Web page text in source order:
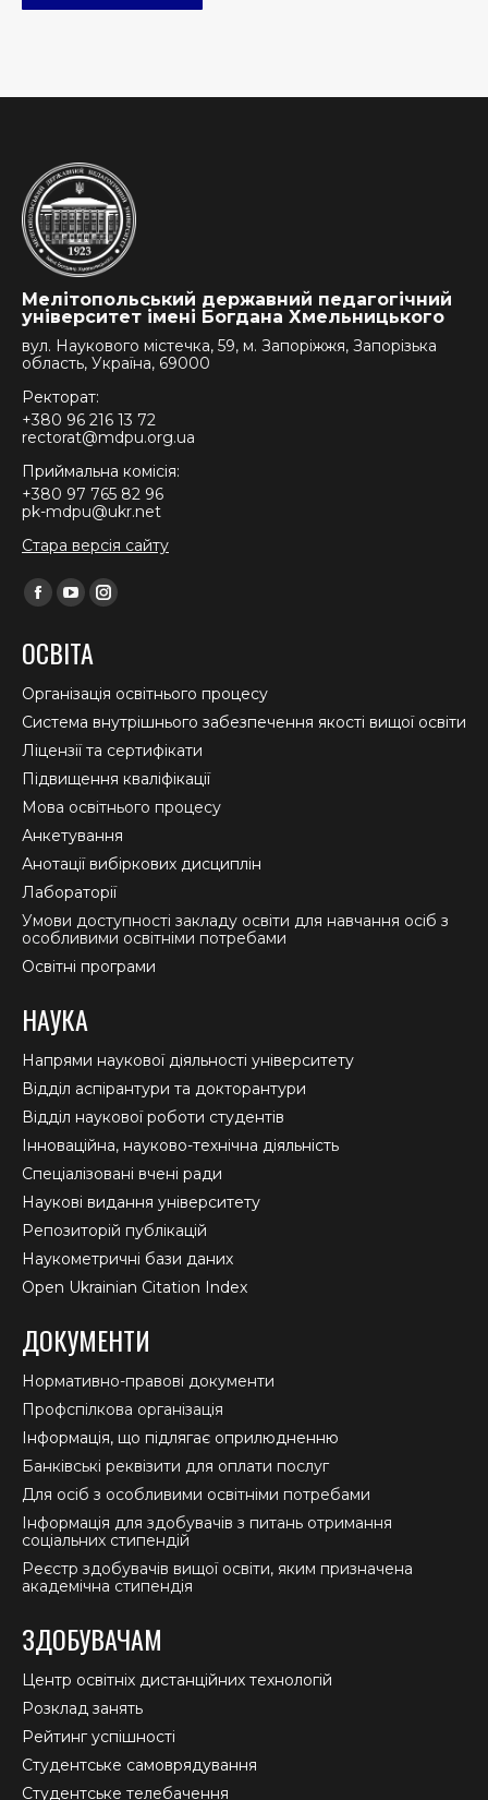
Мелітопольський державний педагогічний
університет імені Богдана Хмельницького
вул. Наукового містечка, 59, м. Запоріжжя, Запорізька
область, Україна, 69000
Ректорат:
+380 96 216 13 72
rectorat@mdpu.org.ua
Приймальна комісія:
+380 97 765 82 96
pk-mdpu@ukr.net
Стара версія сайту
Find us on:
Facebook
opens
in
new
window
YouTube
opens
in
new
window
Instagram
in
new
window
ОСВІТА
Організація освітнього процесу
Система внутрішнього забезпечення якості вищої освіти
Ліцензії та сертифікати
Підвищення кваліфікації
Мова освітнього процесу
Анкетування
Анотації вибіркових дисциплін
Лабораторії
Умови доступності закладу освіти для навчання осіб з
особливими освітніми потребами
Освітні програми
НАУКА
Напрями наукової діяльності університету
Відділ аспірантури та докторантури
Відділ наукової роботи студентів
Інноваційна, науково-технічна діяльність
Спеціалізовані вчені ради
Наукові видання університету
Репозиторій публікацій
Наукометричні бази даних
Open Ukrainian Citation Index
ДОКУМЕНТИ
Нормативно-правові документи
Профспілкова організація
Інформація, що підлягає оприлюдненню
Банківські реквізити для оплати послуг
Для осіб з особливими освітніми потребами
Інформація для здобувачів з питань отримання
соціальних стипендій
Реєстр здобувачів вищої освіти, яким призначена
академічна стипендія
ЗДОБУВАЧАМ
Центр освітніх дистанційних технологій
Розклад занять
Рейтинг успішності
Студентське самоврядування
Студентське телебачення